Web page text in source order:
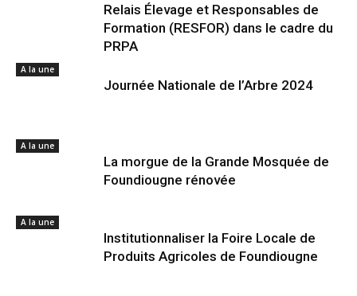
Relais Élevage et Responsables de
Formation (RESFOR) dans le cadre du
PRPA
A la une
Journée Nationale de l’Arbre 2024
A la une
La morgue de la Grande Mosquée de
Foundiougne rénovée
A la une
Institutionnaliser la Foire Locale de
Produits Agricoles de Foundiougne